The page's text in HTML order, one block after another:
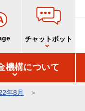
チャットボット
機構について
年8月